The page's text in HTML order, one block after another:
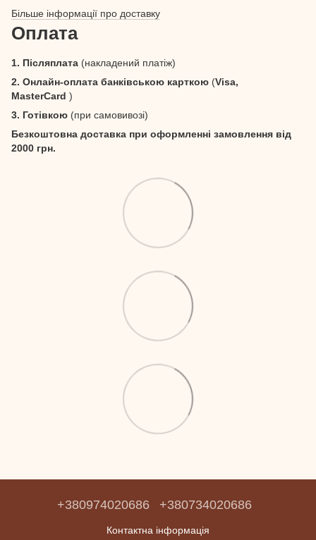
Більше інформації про доставку
Оплата
1. Післяплата (накладений платіж)
2. Онлайн-оплата банківською карткою (Visa,
MasterCard )
3. Готівкою (при самовивозі)
Безкоштовна доставка при оформленні замовлення від
2000 грн.
+380974020686 +380734020686
Контактна інформація